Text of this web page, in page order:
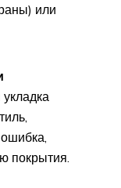
или
покрытия.